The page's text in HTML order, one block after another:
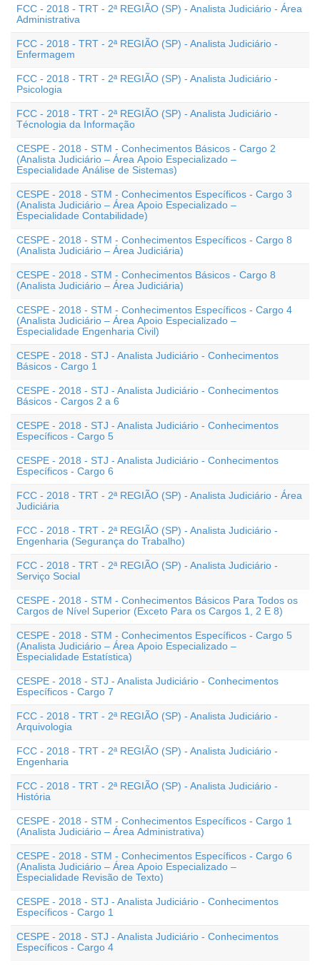
FCC - 2018 - TRT - 2ª REGIÃO (SP) - Analista Judiciário - Área
Administrativa
FCC - 2018 - TRT - 2ª REGIÃO (SP) - Analista Judiciário -
Enfermagem
FCC - 2018 - TRT - 2ª REGIÃO (SP) - Analista Judiciário -
Psicologia
FCC - 2018 - TRT - 2ª REGIÃO (SP) - Analista Judiciário -
Técnologia da Informação
CESPE - 2018 - STM - Conhecimentos Básicos - Cargo 2
(Analista Judiciário – Área Apoio Especializado –
Especialidade Análise de Sistemas)
CESPE - 2018 - STM - Conhecimentos Específicos - Cargo 3
(Analista Judiciário – Área Apoio Especializado –
Especialidade Contabilidade)
CESPE - 2018 - STM - Conhecimentos Específicos - Cargo 8
(Analista Judiciário – Área Judiciária)
CESPE - 2018 - STM - Conhecimentos Básicos - Cargo 8
(Analista Judiciário – Área Judiciária)
CESPE - 2018 - STM - Conhecimentos Específicos - Cargo 4
(Analista Judiciário – Área Apoio Especializado –
Especialidade Engenharia Civil)
CESPE - 2018 - STJ - Analista Judiciário - Conhecimentos
Básicos - Cargo 1
CESPE - 2018 - STJ - Analista Judiciário - Conhecimentos
Básicos - Cargos 2 a 6
CESPE - 2018 - STJ - Analista Judiciário - Conhecimentos
Específicos - Cargo 5
CESPE - 2018 - STJ - Analista Judiciário - Conhecimentos
Específicos - Cargo 6
FCC - 2018 - TRT - 2ª REGIÃO (SP) - Analista Judiciário - Área
Judiciária
FCC - 2018 - TRT - 2ª REGIÃO (SP) - Analista Judiciário -
Engenharia (Segurança do Trabalho)
FCC - 2018 - TRT - 2ª REGIÃO (SP) - Analista Judiciário -
Serviço Social
CESPE - 2018 - STM - Conhecimentos Básicos Para Todos os
Cargos de Nível Superior (Exceto Para os Cargos 1, 2 E 8)
CESPE - 2018 - STM - Conhecimentos Específicos - Cargo 5
(Analista Judiciário – Área Apoio Especializado –
Especialidade Estatística)
CESPE - 2018 - STJ - Analista Judiciário - Conhecimentos
Específicos - Cargo 7
FCC - 2018 - TRT - 2ª REGIÃO (SP) - Analista Judiciário -
Arquivologia
FCC - 2018 - TRT - 2ª REGIÃO (SP) - Analista Judiciário -
Engenharia
FCC - 2018 - TRT - 2ª REGIÃO (SP) - Analista Judiciário -
História
CESPE - 2018 - STM - Conhecimentos Específicos - Cargo 1
(Analista Judiciário – Área Administrativa)
CESPE - 2018 - STM - Conhecimentos Específicos - Cargo 6
(Analista Judiciário – Área Apoio Especializado –
Especialidade Revisão de Texto)
CESPE - 2018 - STJ - Analista Judiciário - Conhecimentos
Específicos - Cargo 1
CESPE - 2018 - STJ - Analista Judiciário - Conhecimentos
Específicos - Cargo 4